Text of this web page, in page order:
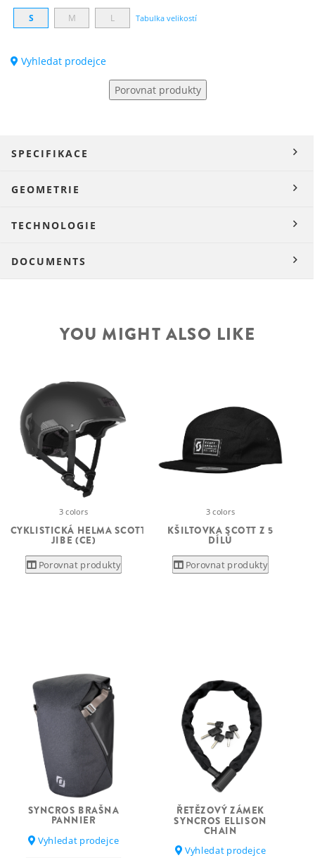
S M L Tabulka velikostí
Vyhledat prodejce
Porovnat produkty
SPECIFIKACE
GEOMETRIE
TECHNOLOGIE
DOCUMENTS
YOU MIGHT ALSO LIKE
3 colors
CYKLISTICKÁ HELMA SCOTT
JIBE (CE)
Porovnat produkty
3 colors
KŠILTOVKA SCOTT Z 5
DÍLŮ
Porovnat produkty
SYNCROS BRAŠNA
PANNIER
Vyhledat prodejce
ŘETĚZOVÝ ZÁMEK
SYNCROS ELLISON
CHAIN
Vyhledat prodejce